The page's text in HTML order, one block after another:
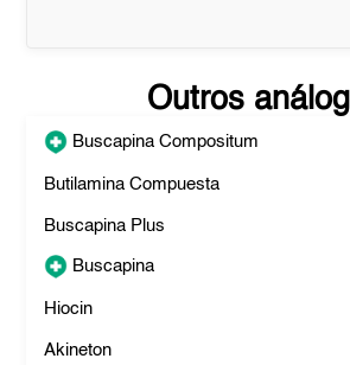
Outros
Buscapina Compositum
Butilamina Compuesta
Buscapina Plus
Buscapina
Hiocin
Akineton